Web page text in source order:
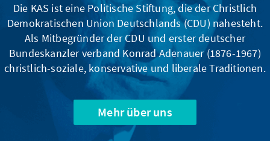
Die KAS ist eine Politische Stiftung, die der Christlich
Demokratischen Union Deutschlands (CDU) nahesteht.
Als Mitbegründer der CDU und erster deutscher
Bundeskanzler verband Konrad Adenauer (1876-1967)
christlich-soziale, konservative und liberale Traditionen.
Mehr über uns